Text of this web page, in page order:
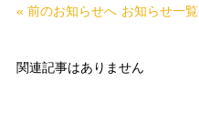
« 前のお知らせへ お知らせ一覧
関連記事はありません